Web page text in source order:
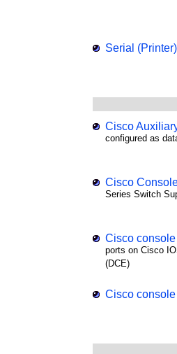
Serial (Printer)
Cisco
configured as
Cisco
Series Switch
Cisco
ports on Cisco
(DCE)
Cisco